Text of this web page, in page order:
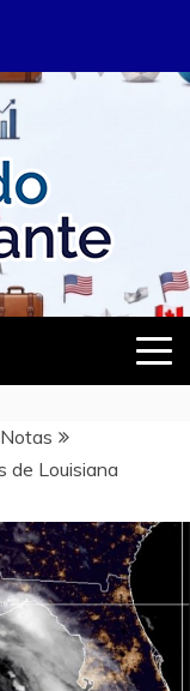
de Louisiana